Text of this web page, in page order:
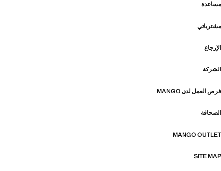
مساعدة
مشترياتي
الإرجاع
الشركة
فرص العمل لدى MANGO
الصحافة
MANGO OUTLET
SITE MAP